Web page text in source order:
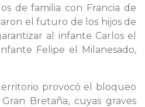
de familia con Francia de
el futuro de los hijos de
al infante Carlos el
Felipe el Milanesado,
provocó el bloqueo
Bretaña, cuyas graves